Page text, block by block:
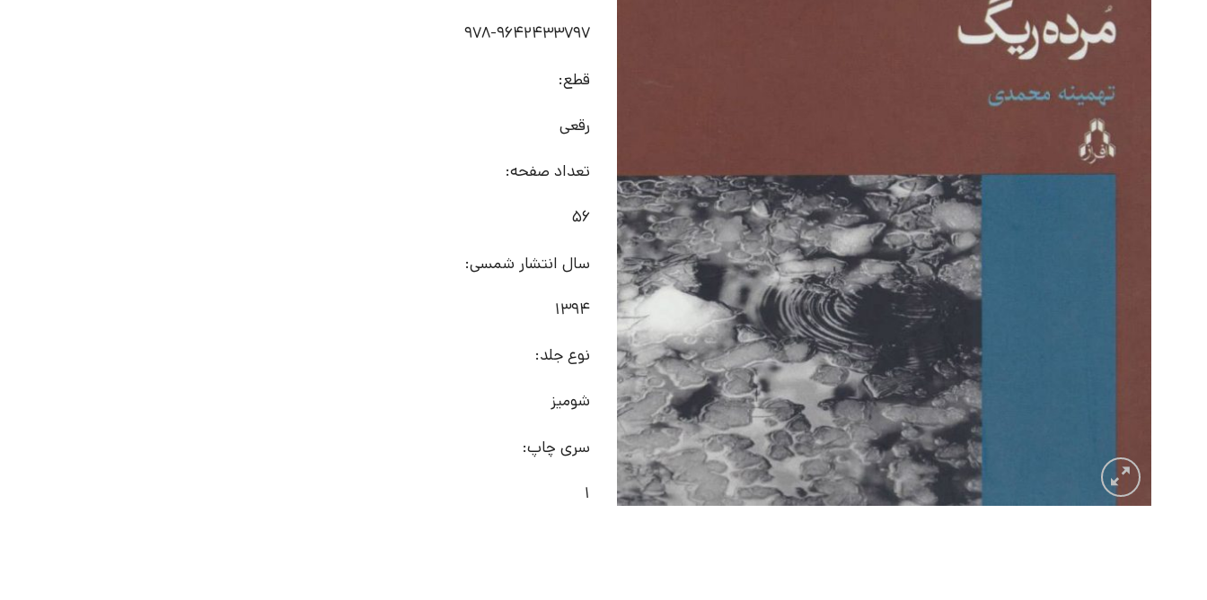
978-9642433797
قطع:
رقعی
تعداد صفحه:
56
سال انتشار شمسی:
1394
نوع جلد:
شومیز
سری چاپ:
1